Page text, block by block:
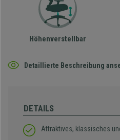
Höhenverstellbar
Detaillierte Beschreibung
DETAILS
Attraktives, klassisches